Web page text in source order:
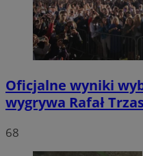
Oficjalne wyniki
wygrywa Rafał
68